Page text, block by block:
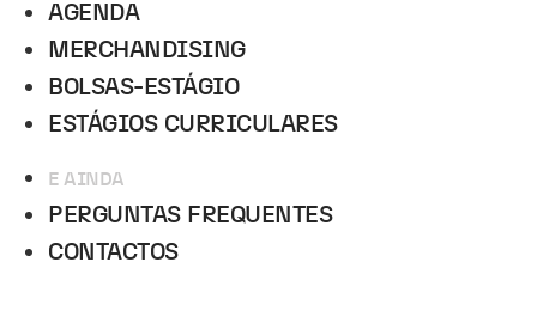
AGENDA
MERCHANDISING
BOLSAS-ESTÁGIO
ESTÁGIOS CURRICULARES
E AINDA
PERGUNTAS FREQUENTES
CONTACTOS